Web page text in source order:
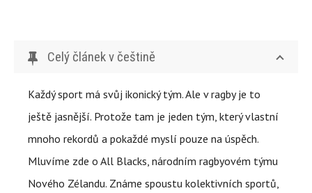
Celý článek v češtině
Každý sport má svůj ikonický tým. Ale v ragby je to
ještě jasnější. Protože tam je jeden tým, který vlastní
mnoho rekordů a pokaždé myslí pouze na úspěch.
Mluvíme zde o All Blacks, národním ragbyovém týmu
Nového Zélandu. Známe spoustu kolektivních sportů,